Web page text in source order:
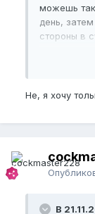
можешь
день,
стороны в
джелк
Не, я хочу
В